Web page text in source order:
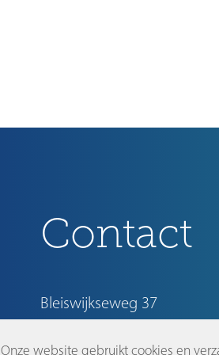
Onze website gebruikt cookies en
Contact
Bleiswijkseweg 37